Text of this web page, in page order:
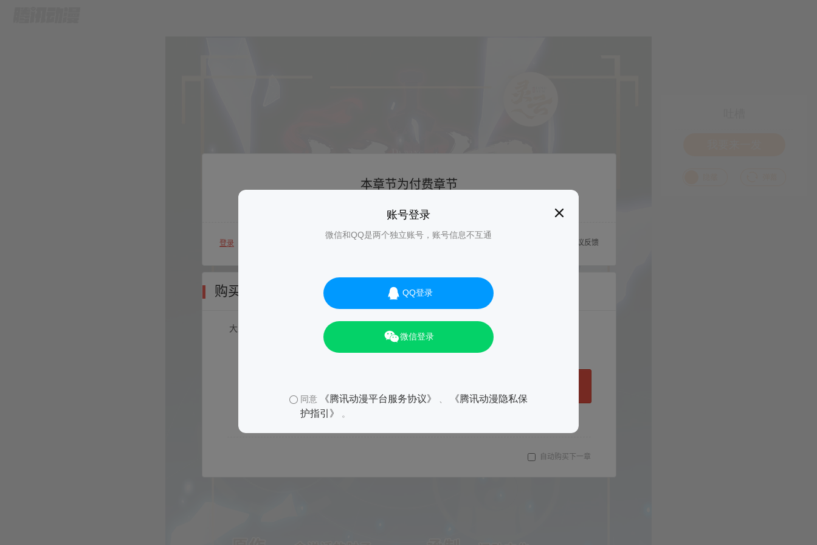
账号登录
微信和QQ是两个独立账号，账号信息不互通
QQ登录
微信登录
同意 《腾讯动漫平台服务协议》
《腾讯动漫隐私保
护指引》
。